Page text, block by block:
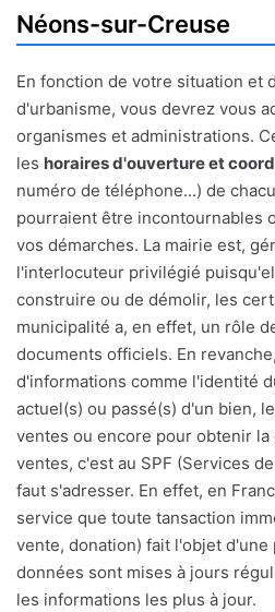
Néons-sur-Creuse
En fonction de votre situation et
d'urbanisme, vous devrez vous
organismes et administrations.
les horaires d'ouverture et
numéro de téléphone...) de
pourraient être incontournables
vos démarches. La mairie est,
l'interlocuteur privilégié
construire ou de démolir, les
municipalité a, en effet, un rôle
documents officiels. En
d'informations comme l'identité
actuel(s) ou passé(s) d'un bien,
ventes ou encore pour obtenir
ventes, c'est au SPF (Services
faut s'adresser. En effet, en
service que toute tansaction
vente, donation) fait l'objet
données sont mises à jours
les informations les plus à jour.